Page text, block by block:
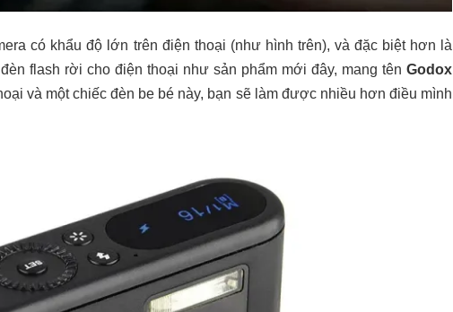
có khẩu độ lớn trên điện thoại (như hình trên), và đặc biệt hơn là
flash rời cho điện thoại như sản phẩm mới đây, mang tên Godox
và một chiếc đèn be bé này, bạn sẽ làm được nhiều hơn điều mình